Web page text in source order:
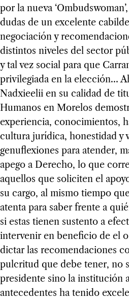
por la nueva
dudas de un excelente
negociación y
distintos niveles del sector
y tal vez social para que
privilegiada en la elección…
Nadxieelii en su calidad de
Humanos en Morelos
experiencia, conocimientos,
cultura jurídica, honestidad y
genuflexiones para atender,
apego a Derecho, lo que
aquellos que soliciten el
su cargo, al mismo tiempo
atenta para saber frente a
si estas tienen sustento a
intervenir en beneficio de el
dictar las recomendaciones
pulcritud que debe tener, no
presidente sino la institución
antecedentes ha tenido